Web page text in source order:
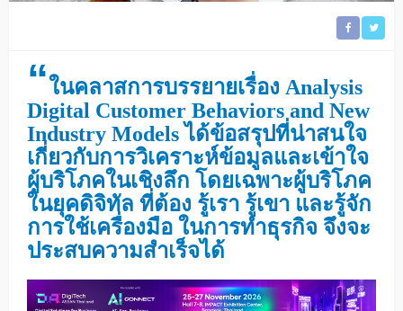
“ในคลาสการบรรยายเรื่อง Analysis
Digital Customer Behaviors and New
Industry Models ได้ข้อสรุปที่น่าสนใจ
เกี่ยวกับการวิเคราะห์ข้อมูลและเข้าใจ
ผู้บริโภคในเชิงลึก โดยเฉพาะผู้บริโภค
ในยุคดิจิทัล ที่ต้อง รู้เรา รู้เขา และรู้จัก
การใช้เครื่องมือ ในการทำธุรกิจ จึงจะ
ประสบความสำเร็จได้